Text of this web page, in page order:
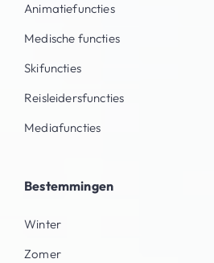
Animatiefuncties
Medische functies
Skifuncties
Reisleidersfuncties
Mediafuncties
Bestemmingen
Winter
Zomer